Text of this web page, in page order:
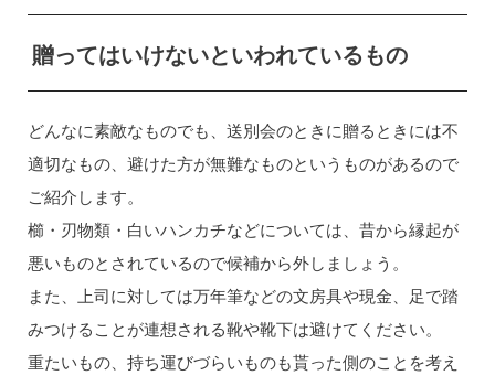
贈ってはいけないといわれているもの
どんなに素敵なものでも、送別会のときに贈るときには不
適切なもの、避けた方が無難なものというものがあるので
ご紹介します。
櫛・刃物類・白いハンカチなどについては、昔から縁起が
悪いものとされているので候補から外しましょう。
また、上司に対しては万年筆などの文房具や現金、足で踏
みつけることが連想される靴や靴下は避けてください。
重たいもの、持ち運びづらいものも貰った側のことを考え